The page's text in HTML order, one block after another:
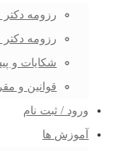
رزومه
رزومه
شکایات و
قوانین و
ورود / ثبت نام
آموزش ها